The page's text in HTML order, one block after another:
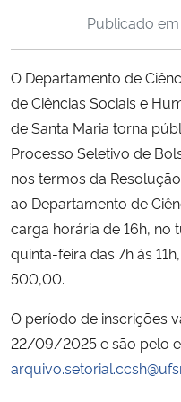
Ministério do Turismo
Ministério do Desenvolvimento
Controladoria-Geral da União
Ministério da Mulher, da Família e
Secretaria-Geral
Secretaria de Governo
Gabinete de Segurança
Publicado em
O Departamento de
de Ciências Sociais e
de Santa Maria torna
Processo Seletivo de
nos termos da
ao Departamento de
carga horária de 16h, no
quinta-feira das 7h às
500,00.
O período de inscrições
22/09/2025 e são pelo